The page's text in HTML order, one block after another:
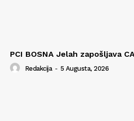
PCI BOSNA Jelah zapošljava
Redakcija - 5 Augusta, 2026